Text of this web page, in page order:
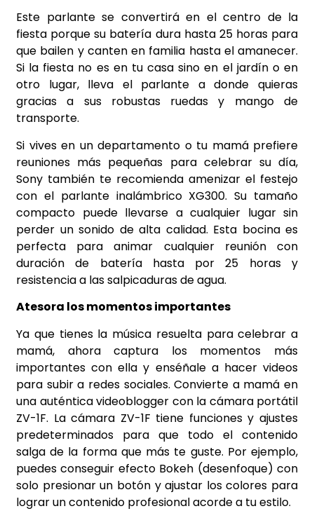
Este parlante se convertirá en el centro de la
fiesta porque su batería dura hasta 25 horas para
que bailen y canten en familia hasta el amanecer.
Si la fiesta no es en tu casa sino en el jardín o en
otro lugar, lleva el parlante a donde quieras
gracias a sus robustas ruedas y mango de
transporte.
Si vives en un departamento o tu mamá prefiere
reuniones más pequeñas para celebrar su día,
Sony también te recomienda amenizar el festejo
con el parlante inalámbrico XG300. Su tamaño
compacto puede llevarse a cualquier lugar sin
perder un sonido de alta calidad. Esta bocina es
perfecta para animar cualquier reunión con
duración de batería hasta por 25 horas y
resistencia a las salpicaduras de agua.
Atesora los momentos importantes
Ya que tienes la música resuelta para celebrar a
mamá, ahora captura los momentos más
importantes con ella y enséñale a hacer videos
para subir a redes sociales. Convierte a mamá en
una auténtica videoblogger con la cámara portátil
ZV-1F. La cámara ZV-1F tiene funciones y ajustes
predeterminados para que todo el contenido
salga de la forma que más te guste. Por ejemplo,
puedes conseguir efecto Bokeh (desenfoque) con
solo presionar un botón y ajustar los colores para
lograr un contenido profesional acorde a tu estilo.